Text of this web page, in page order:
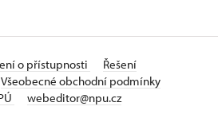
o přístupnosti
Řešení
Všeobecné obchodní podmínky
webeditor@npu.cz